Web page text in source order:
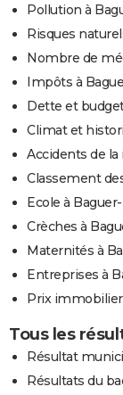
Pollution à
Risques
Nombre de
Impôts à
Dette et
Climat et
Accidents de la
Classement
Ecole à
Crèches à
Maternités à
Entreprises à
Prix
Tous les
Résultat
Résultats du